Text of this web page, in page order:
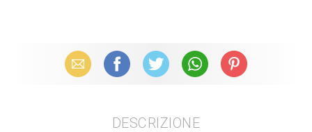
Email Facebook X (Twitter) WhatsAppPinterest
DESCRIZIONE